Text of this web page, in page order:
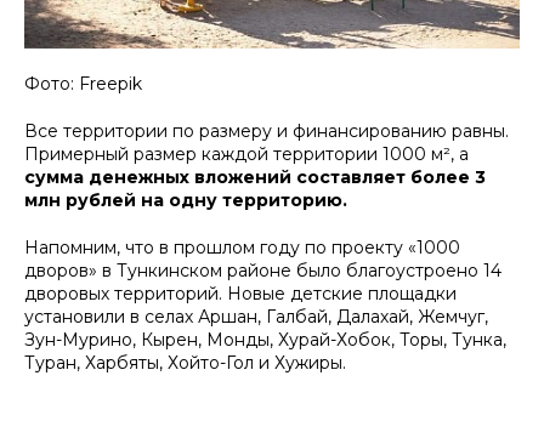
Фото: Freepik
Все территории по размеру и финансированию равны.
Примерный размер каждой территории 1000 м², а
сумма денежных вложений составляет более 3
млн рублей на одну территорию.
Напомним, что в прошлом году по проекту «1000
дворов» в Тункинском районе было благоустроено 14
дворовых территорий. Новые детские площадки
установили в селах Аршан, Галбай, Далахай, Жемчуг,
Зун-Мурино, Кырен, Монды, Хурай-Хобок, Торы, Тунка,
Туран, Харбяты, Хойто-Гол и Хужиры.